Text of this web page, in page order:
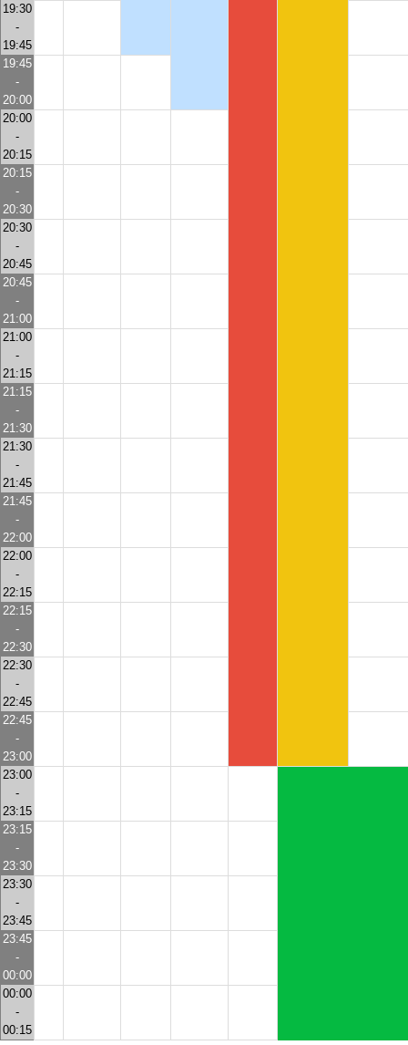
19:30
-
19:45
19:45
-
20:00
20:00
-
20:15
20:15
-
20:30
20:30
-
20:45
20:45
-
21:00
21:00
-
21:15
21:15
-
21:30
21:30
-
21:45
21:45
-
22:00
22:00
-
22:15
22:15
-
22:30
22:30
-
22:45
22:45
-
23:00
23:00
-
23:15
23:15
-
23:30
23:30
-
23:45
23:45
-
00:00
00:00
-
00:15